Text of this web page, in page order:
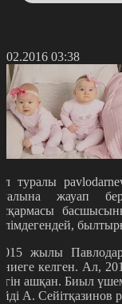
03:38
туралы
жауап
жылы
келген. Ал,
ашқан. Биыл
А. Сейітқазинов